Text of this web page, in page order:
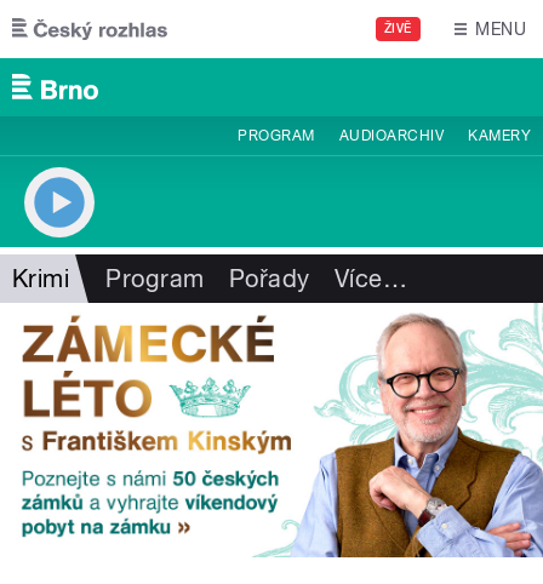
Přejít k hlavnímu obsahu
ŽIVĚ MENU
PROGRAM AUDIOARCHIV KAMERY
Krimi Program Pořady Více…